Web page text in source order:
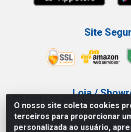
O nosso site coleta cookies
terceiros para proporcionar
personalizada ao usuário,
Site
Loja /
Tel.: (11) 3227-
Av Vautier, 587/597 - Pari